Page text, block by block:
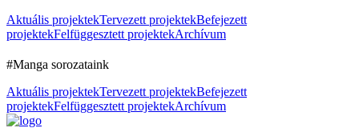
Aktuális projektekTervezett projektekBefejezett
projektekFelfüggesztett projektekArchívum
#Manga sorozataink
Aktuális projektekTervezett projektekBefejezett
projektekFelfüggesztett projektekArchívum